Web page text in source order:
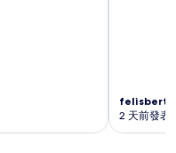
felisberta
2 天前發表